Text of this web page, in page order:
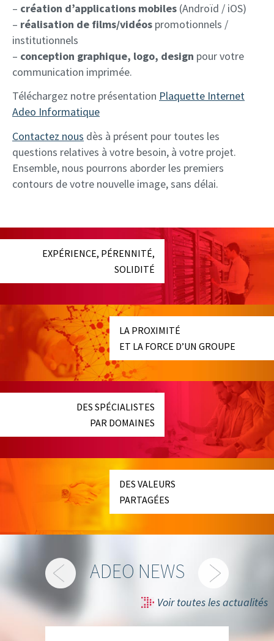
– création d’applications mobiles (Androïd / iOS)
– réalisation de films/vidéos promotionnels /
institutionnels
– conception graphique, logo, design pour votre
communication imprimée.
Téléchargez notre présentation Plaquette Internet
Adeo Informatique
Contactez nous dès à présent pour toutes les
questions relatives à votre besoin, à votre projet.
Ensemble, nous pourrons aborder les premiers
contours de votre nouvelle image, sans délai.
EXPÉRIENCE, PÉRENNITÉ,
SOLIDITÉ
LA PROXIMITÉ
ET LA FORCE D’UN GROUPE
DES SPÉCIALISTES
PAR DOMAINES
DES VALEURS
PARTAGÉES
ADEO NEWS
Voir toutes les actualités